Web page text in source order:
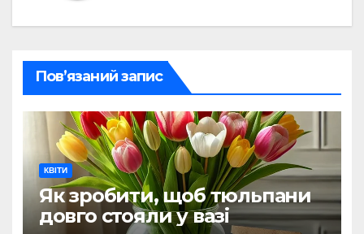
Пов’язаний запис
КВІТИ
Як зробити, щоб тюльпани
довго стояли у вазі